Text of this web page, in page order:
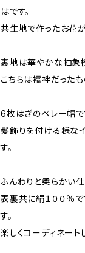
はです。
共生地で作ったお花が
裏地は華やかな抽象
こちらは襦袢だったも
6枚はぎのベレー帽で
髪飾りを付ける様な
す。
ふんわりと柔らかい仕
表裏共に絹１００％
す。
楽しくコーディネート